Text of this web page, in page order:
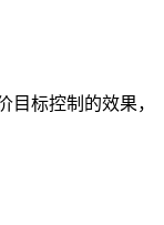
目标控制的效果，